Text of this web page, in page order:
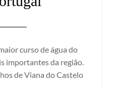
curso de água do
importantes da região.
de Viana do Castelo